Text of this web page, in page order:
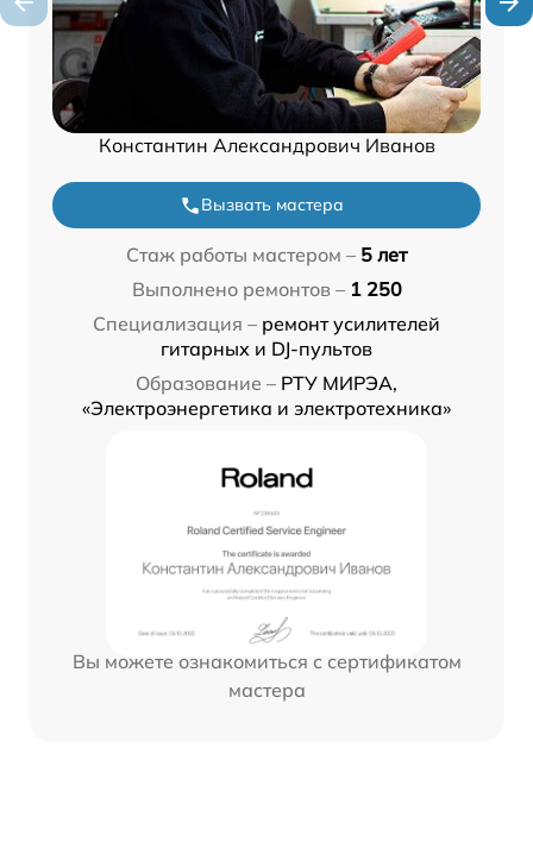
Константин Александрович Иванов
Вызвать мастера
Стаж работы мастером – 5 лет
Выполнено ремонтов – 1 250
Специализация – ремонт усилителей
гитарных и DJ-пультов
Образование – РТУ МИРЭА,
«Электроэнергетика и электротехника»
Вы можете ознакомиться с сертификатом
мастера